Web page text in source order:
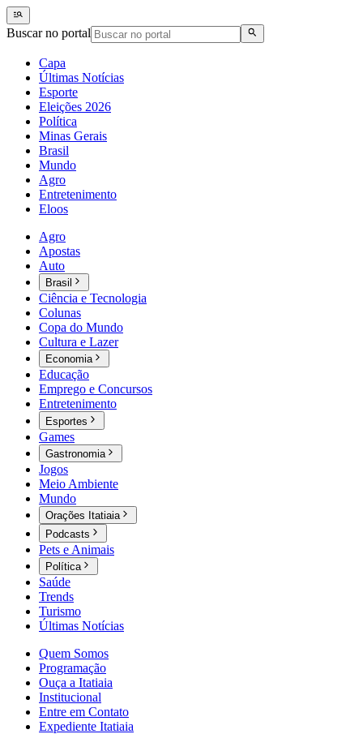
Buscar no portal
Capa
Últimas Notícias
Esporte
Eleições 2026
Política
Minas Gerais
Brasil
Mundo
Agro
Entretenimento
Eloos
Agro
Apostas
Auto
Brasil
Ciência e Tecnologia
Colunas
Copa do Mundo
Cultura e Lazer
Economia
Educação
Emprego e Concursos
Entretenimento
Esportes
Games
Gastronomia
Jogos
Meio Ambiente
Mundo
Orações Itatiaia
Podcasts
Pets e Animais
Política
Saúde
Trends
Turismo
Últimas Notícias
Quem Somos
Programação
Ouça a Itatiaia
Institucional
Entre em Contato
Expediente Itatiaia